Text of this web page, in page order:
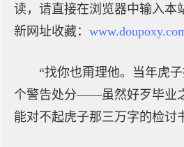
读，请直接在浏览器中输入本
新网址收藏：
“找你也甭理他。当年虎
个警告处分——虽然好歹毕业
能对不起虎子那三万字的检讨